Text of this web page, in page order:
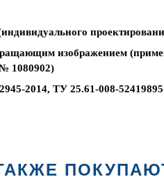
изображением
1080902)
2014, ТУ 25.61-008-